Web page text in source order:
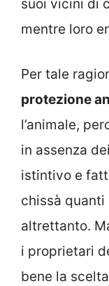
suoi vicini di
mentre loro
Per tale
protezione
l’animale,
in assenza
istintivo e
chissà
altrettanto.
i proprietari
bene la